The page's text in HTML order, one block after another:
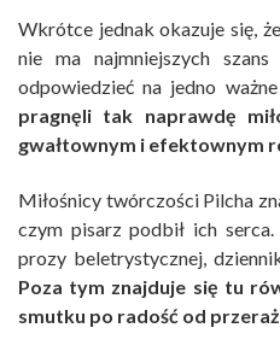
Wkrótce jednak okazuje się,
nie ma najmniejszych
odpowiedzieć na jedno
pragnęli tak naprawdę
gwałtownym i efektownym
Miłośnicy twórczości Pilcha
czym pisarz podbił ich
prozy beletrystycznej,
Poza tym znajduje się tu
smutku po radość od